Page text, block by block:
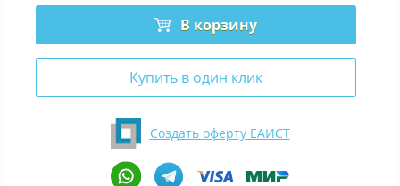
В корзину
Купить в один клик
Создать оферту ЕАИСТ